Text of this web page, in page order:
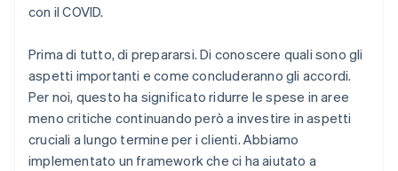
con il COVID.
Prima di tutto, di prepararsi. Di conoscere quali sono gli
aspetti importanti e come concluderanno gli accordi.
Per noi, questo ha significato ridurre le spese in aree
meno critiche continuando però a investire in aspetti
cruciali a lungo termine per i clienti. Abbiamo
implementato un framework che ci ha aiutato a